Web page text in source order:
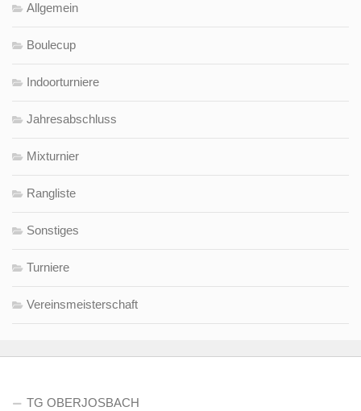
Allgemein
Boulecup
Indoorturniere
Jahresabschluss
Mixturnier
Rangliste
Sonstiges
Turniere
Vereinsmeisterschaft
TG OBERJOSBACH